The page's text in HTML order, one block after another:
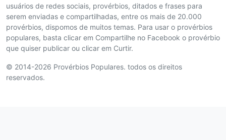
usuários de redes sociais, provérbios, ditados e frases para
serem enviadas e compartilhadas, entre os mais de 20.000
provérbios, dispomos de muitos temas. Para usar o provérbios
populares, basta clicar em Compartilhe no Facebook o provérbio
que quiser publicar ou clicar em Curtir.
© 2014-2026 Provérbios Populares. todos os direitos
reservados.